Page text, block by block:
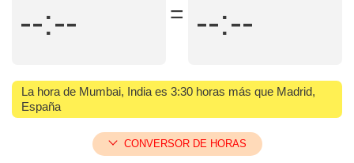
--:-- = --:--
La hora de Mumbai, India es 3:30 horas más que Madrid,
España
CONVERSOR DE HORAS